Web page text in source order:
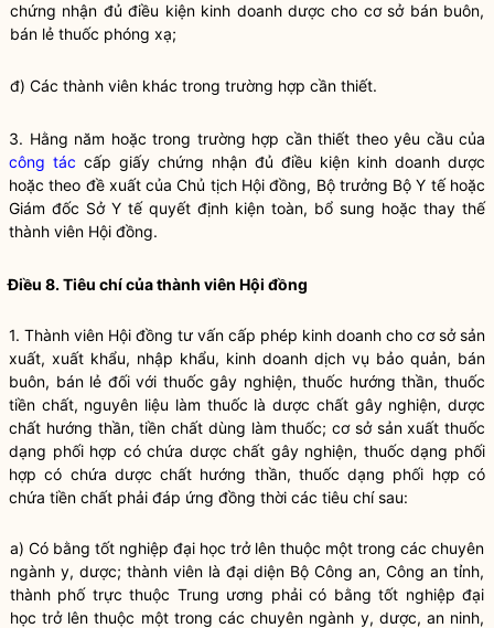
chứng nhận đủđiều kiện kinh doanhdược cho cơ sở bán buôn,
bán lẻ thuốc phóng xạ;
đ) Các thành viên khác trong trường hợp cần thiết.
3. Hằng năm hoặc trong trường hợp cần thiết theo yêu cầu của
công tác cấp giấy chứng nhận đủ điều kiện kinh doanh dược
hoặc theo đề xuất của Chủ tịch Hội đồng, Bộ trưởng Bộ Y tế hoặc
Giám đốc Sở Y tế quyết định kiện toàn, bổ sung hoặc thay thế
thành viên Hội đồng.
Điều 8. Tiêu chí của thành viên Hội đồng
1. Thành viên Hội đồng tư vấn cấp phép kinh doanh cho cơ sở sản
xuất, xuất khẩu, nhập khẩu, kinh doanh dịch vụ bảo quản, bán
buôn, bán lẻ đối với thuốc gây nghiện, thuốc hướng thần, thuốc
tiền chất, nguyên liệu làm thuốc là dược chất gây nghiện, dược
chất hướng thần, tiền chất dùng làm thuốc; cơ sở sản xuất thuốc
dạng phối hợp có chứa dược chất gây nghiện, thuốc dạng phối
hợp có chứa dược chất hướng thần, thuốc dạng phối hợp có
chứa tiền chất phải đáp ứng đồng thời các tiêu chí sau:
a) Có bằng tốt nghiệp đại học trở lên thuộc một trong các chuyên
ngành y, dược; thành viên là đại diện Bộ Công an, Công an tỉnh,
thành phố trực thuộc Trung ương phải có bằng tốt nghiệp đại
học trở lên thuộc một trong các chuyên ngành y, dược, an ninh,